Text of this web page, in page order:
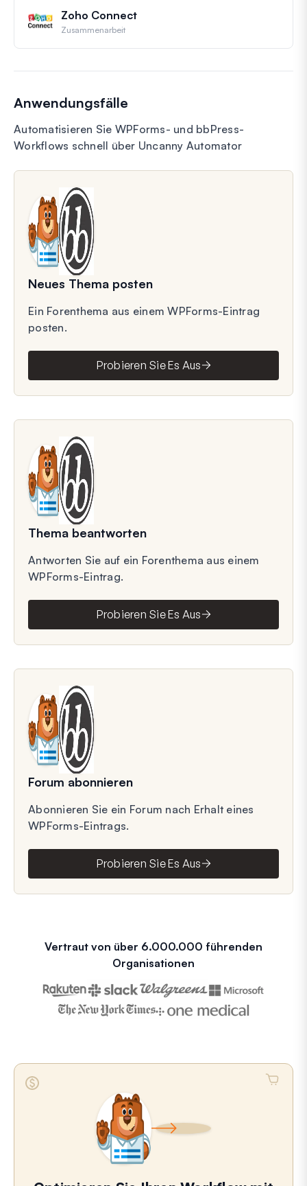
Zoho Connect
Zusammenarbeit
Anwendungsfälle
Automatisieren Sie WPForms- und bbPress-
Workflows schnell über Uncanny Automator
Neues Thema posten
Ein Forenthema aus einem WPForms-Eintrag
posten.
Probieren Sie Es Aus
Thema beantworten
Antworten Sie auf ein Forenthema aus einem
WPForms-Eintrag.
Probieren Sie Es Aus
Forum abonnieren
Abonnieren Sie ein Forum nach Erhalt eines
WPForms-Eintrags.
Probieren Sie Es Aus
Vertraut von über 6.000.000 führenden
Organisationen